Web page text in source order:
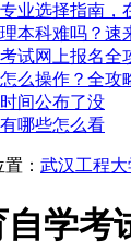
业选择指南，
本科难吗？速
试网上报名全
么操作？全攻
间公布了没
哪些怎么看
： 武汉工程
学考